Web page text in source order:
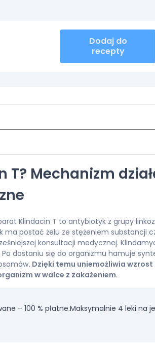
Dodaj do
recepty
T? Mechanizm
Klindacin T to antybiotyk z grupy
ma postać żelu ze stężeniem substancji
konsultacji medycznej.
dostaniu się do organizmu hamuje
. Dzięki temu uniemożliwia wzrost
w walce z zakażeniem.
– 100 % płatne.Maksymalnie 4 leki na